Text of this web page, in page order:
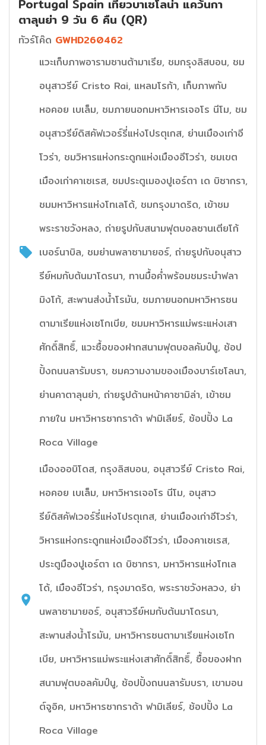
Portugal Spain เที่ยวบาเซโลน่า แคว้นกา
ตาลุนย่า 9 วัน 6 คืน (QR)
ทัวร์โค๊ด GWHD260462
แวะเก็บภาพอารามซานต้ามาเรีย, ชมกรุงลิสบอน, ชม
อนุสาวรีย์ Cristo Rai, แหลมโรก้า, เก็บภาพกับ
หอคอย เบเล็ม, ชมภายนอกมหาวิหารเจอโร นีโม, ชม
อนุสาวรีย์ดิสคัฟเวอร์รี่แห่งโปรตุเกส, ย่านเมืองเก่าอี
โวร่า, ชมวิหารแห่งกระดูกแห่งเมืองอีโวร่า, ชมเขต
เมืองเก่าคาเซเรส, ชมประตูเมองปูเอร์ตา เด บิซากรา,
ชมมหาวิหารแห่งโทเลโด้, ชมกรุงมาดริด, เข้าชม
พระราชวังหลง, ถ่ายรูปกับสนามฟุตบอลซานเตียโก้
เบอร์นาบิล, ชมย่านพลาซามายอร์, ถ่ายรูปกับอนุสาว
รีย์หมกับต้นมาโดรนา, ทานมื้อค่ำพร้อมชมระบำฟลา
มิงโก้, สะพานส่งน้ำโรมัน, ชมภายนอกมหาวิหารซน
ตามาเรียแห่งเซโกเบีย, ชมมหาวิหารแม่พระแห่งเสา
ศักดิ์สิทธิ์, แวะซื้อของฝากสนามฟุตบอลคัมป์นู, ช้อป
ปิ้งถนนลารัมบรา, ชมความงามของเมืองบาร์เซโลนา,
ย่านคาตาลุนย่า, ถ่ายรูปด้านหน้าคาซามิล่า, เข้าชม
ภายใน มหาวิหารซากราด้า ฟามิเลียร์, ช้อปปิ้ง La
Roca Village
เมืองออบิโดส, กรุงลิสบอน, อนุสาวรีย์ Cristo Rai,
หอคอย เบเล็ม, มหาวิหารเจอโร นีโม, อนุสาว
รีย์ดิสคัฟเวอร์รี่แห่งโปรตุเกส, ย่านเมืองเก่าอีโวร่า,
วิหารแห่งกระดูกแห่งเมืองอีโวร่า, เมืองคาเซเรส,
ประตูมืองปูเอร์ตา เด บิซากรา, มหาวิหารแห่งโทเล
โด้, เมืองอีโวร่า, กรุงมาดริด, พระราชวังหลวง, ย่า
นพลาซามายอร์, อนุสาวรีย์หมกับต้นมาโดรนา,
สะพานส่งน้ำโรมัน, มหาวิหารซนตามาเรียแห่งเซโก
เบีย, มหาวิหารแม่พระแห่งเสาศักดิ์สิทธิ์, ซื้อของฝาก
สนามฟุตบอลคัมป์นู, ช้อปปิ้งถนนลารัมบรา, เขามอน
ต์จูอิค, มหาวิหารซากราด้า ฟามิเลียร์, ช้อปปิ้ง La
Roca Village